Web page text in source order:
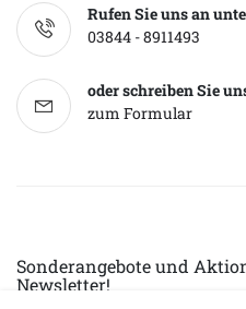
Rufen Sie uns an
03844 - 8911493
oder schreiben Sie
zum Formular
Sonderangebote und
Newsletter!